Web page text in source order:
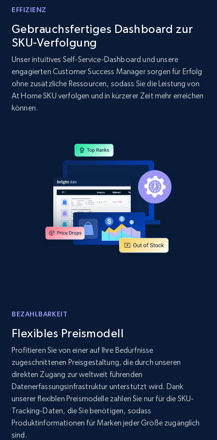
Home Depot US - Discovery products by
specific category URL
URL, Domain, Country code, Model number,
Sku, Product id, Product name, Manufacturer,
353+
Amazon products global dataset
Title, Seller name, Brand, Description, Initial
price, Currency, Availability, Reviews count, and
Jetzt anfangen
products by specific category URL
Title, Seller name, Brand, Description, Initial
price, Currency, Availability, Reviews count, and
more.
2.1K+ 375+ Jetzt anfangen
Amazon products global dataset -
Collecting products by keyword search
EFFIZIENZ
Gebrauchsfertiges Dashboard zur
SKU-Verfolgung
Unser intuitives Self-Service-Dashboard und unsere
engagierten Customer Success Manager sorgen für Erfolg
ohne zusätzliche Ressourcen, sodass Sie die Leistung von
At Home SKU verfolgen und in kürzerer Zeit mehr erreichen
können.
BEZAHLBARKEIT
Flexibles Preismodell
Profitieren Sie von einer auf Ihre Bedürfnisse
zugeschnittenen Preisgestaltung, die durch unseren
direkten Zugang zur weltweit führenden
Datenerfassungsinfrastruktur unterstützt wird. Dank
unserer flexiblen Preismodelle zahlen Sie nur für die SKU-
Tracking-Daten, die Sie benötigen, sodass
Produktinformationen für Marken jeder Größe zugänglich
sind.